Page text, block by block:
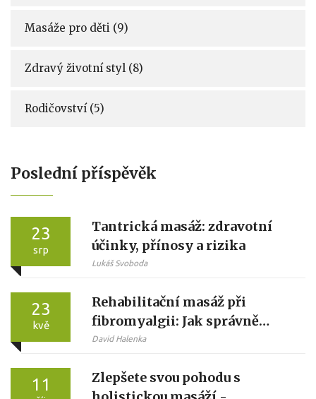
Masáže pro děti (9)
Zdravý životní styl (8)
Rodičovství (5)
Poslední příspěvěk
23
srp
Tantrická masáž: zdravotní
účinky, přínosy a rizika
Lukáš Svoboda
23
kvě
Rehabilitační masáž při
fibromyalgii: Jak správně
ulevit od bolesti
David Halenka
11
Zlepšete svou pohodu s